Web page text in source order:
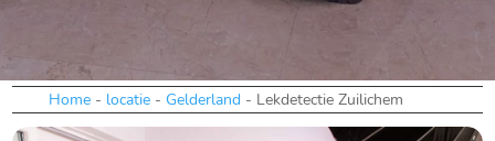
Home- locatie- Gelderland - Lekdetectie Zuilichem